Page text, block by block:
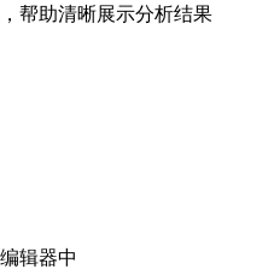
帮助清晰展示分析结果
辑器中